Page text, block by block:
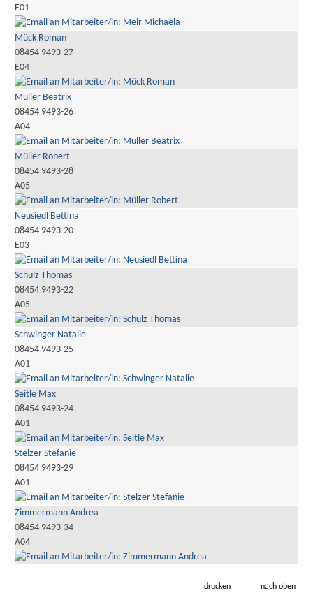
E01
Mück Roman
08454 9493-27
E04
Müller Beatrix
08454 9493-26
A04
Müller Robert
08454 9493-28
A05
Neusiedl Bettina
08454 9493-20
E03
Schulz Thomas
08454 9493-22
A05
Schwinger Natalie
08454 9493-25
A01
Seitle Max
08454 9493-24
A01
Stelzer Stefanie
08454 9493-29
A01
Zimmermann Andrea
08454 9493-34
A04
drucken nach oben